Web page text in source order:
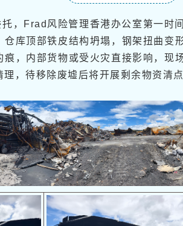
，Frad风险管理香港办公室第一时
仓库顶部铁皮结构坍塌，钢架扭曲变
痕，内部货物或受火灾直接影响，现
，待移除废墟后将开展剩余物资清点